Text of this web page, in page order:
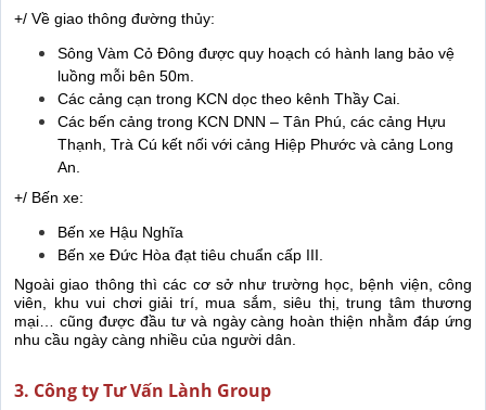
+/ Về giao thông đường thủy:
Sông Vàm Cỏ Đông được quy hoạch có hành lang bảo vệ
luồng mỗi bên 50m.
Các cảng cạn trong KCN dọc theo kênh Thầy Cai.
Các bến cảng trong KCN DNN – Tân Phú, các cảng Hựu
Thạnh, Trà Cú kết nối với cảng Hiệp Phước và cảng Long
An.
+/ Bến xe:
Bến xe Hậu Nghĩa
Bến xe Đức Hòa đạt tiêu chuẩn cấp III.
Ngoài giao thông thì các cơ sở như trường học, bệnh viện, công
viên, khu vui chơi giải trí, mua sắm, siêu thị, trung tâm thương
mại… cũng được đầu tư và ngày càng hoàn thiện nhằm đáp ứng
nhu cầu ngày càng nhiều của người dân.
3. Công ty Tư Vấn Lành Group